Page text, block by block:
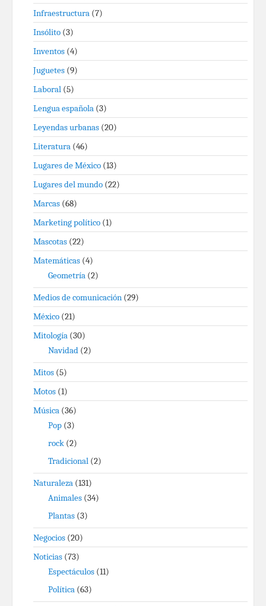
Infraestructura (7)
Insólito (3)
Inventos (4)
Juguetes (9)
Laboral (5)
Lengua española (3)
Leyendas urbanas (20)
Literatura (46)
Lugares de México (13)
Lugares del mundo (22)
Marcas (68)
Marketing político (1)
Mascotas (22)
Matemáticas (4)
Geometría (2)
Medios de comunicación (29)
México (21)
Mitología (30)
Navidad (2)
Mitos (5)
Motos (1)
Música (36)
Pop (3)
rock (2)
Tradicional (2)
Naturaleza (131)
Animales (34)
Plantas (3)
Negocios (20)
Noticias (73)
Espectáculos (11)
Política (63)